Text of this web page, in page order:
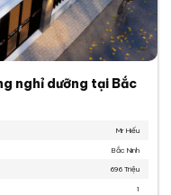
nghỉ dưỡng tại Bắc
Mr Hiếu
Bắc Ninh
696 Triệu
1